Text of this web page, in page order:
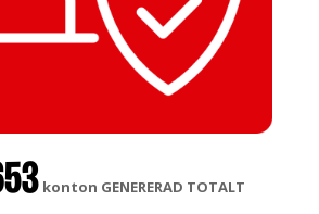
konton GENERERAD TOTALT